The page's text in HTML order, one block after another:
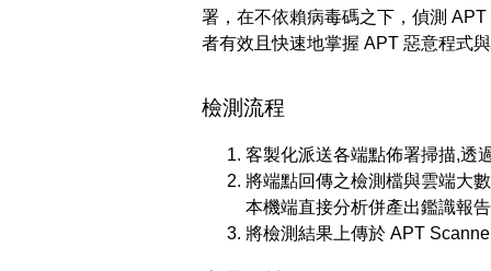
署，在不依賴病毒碼之下，偵測
者有效且快速地掌握 APT 惡意程式
檢測流程
客製化派送各端點佈署掃描,透
將端點回傳之檢測檔與雲端大
本機端直接分析併產出鑑識報
將檢測結果上傳於 APT